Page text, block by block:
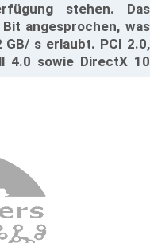
stehen. Das
angesprochen, was
GB/ s erlaubt. PCI 2.0,
4.0 sowie DirectX 10